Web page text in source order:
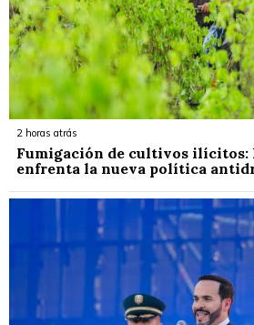
2 horas atrás
Fumigación de cultivos ilícitos:
enfrenta la nueva política